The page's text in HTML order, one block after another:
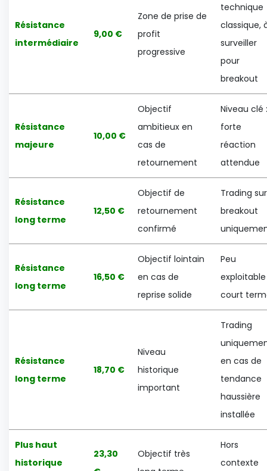
Résistance
intermédiaire
9,00 €
Zone de prise de
profit
progressive
technique
classique,
surveiller
pour
breakout
Résistance
majeure
10,00 €
Objectif
ambitieux en
cas de
retournement
Niveau clé :
forte
réaction
attendue
Résistance
long terme
12,50 €
Objectif de
retournement
confirmé
Trading sur
breakout
Résistance
long terme
16,50 €
Objectif lointain
en cas de
reprise solide
Peu
court
Résistance
long terme
18,70 €
Niveau
historique
important
Trading
en cas de
tendance
haussière
installée
Plus haut
historique
23,30
Objectif très
Hors
contexte